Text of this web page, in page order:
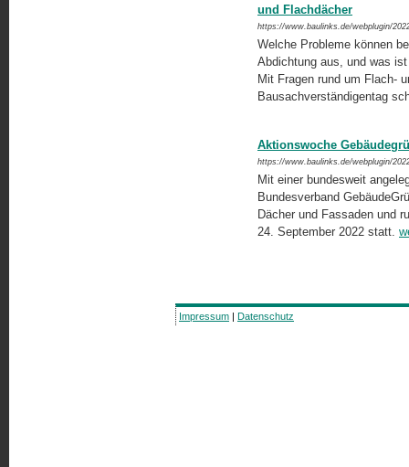
und Flachdächer
https://www.baulinks.de/webplugin/
Welche Probleme können
Abdichtung aus, und was
Mit Fragen rund um Flach-
Bausachverständigentag
Aktionswoche
https://www.baulinks.de/webplugin/
Mit einer bundesweit
Bundesverband
Dächer und Fassaden und
24. September 2022 statt.
Impressum | Datenschutz